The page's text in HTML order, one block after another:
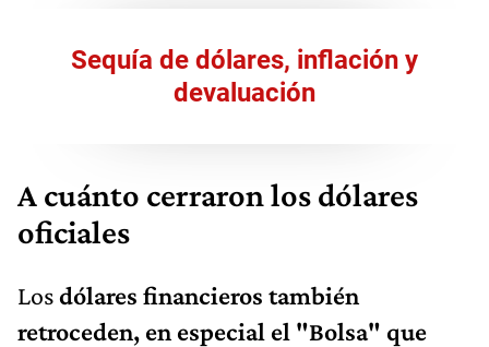
Sequía de dólares, inflación y
devaluación
A cuánto cerraron los dólares
oficiales
Losdólares financieros también
retroceden, en especial el "Bolsa" que